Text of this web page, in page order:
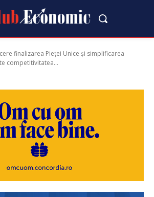
cere finalizarea Pieței Unice și simplificarea
competitivitatea...